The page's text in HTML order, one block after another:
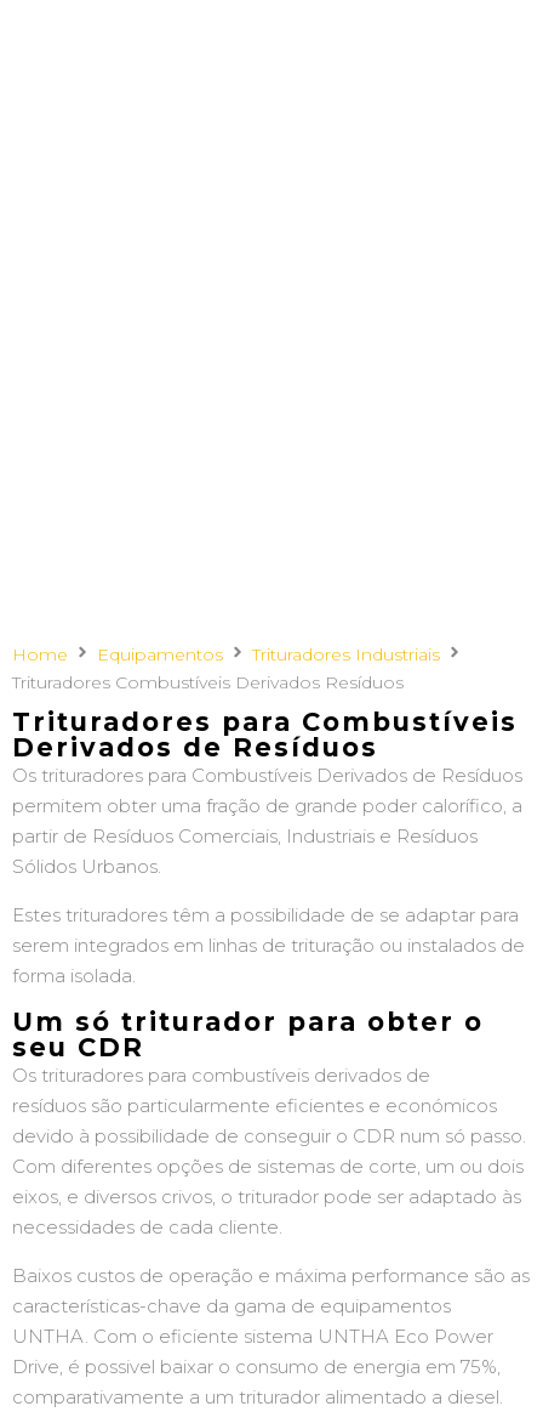
Home Equipamentos
Trituradores Industriais
Trituradores Combustíveis Derivados Resíduos
Trituradores para Combustíveis
Derivados de Resíduos
Os trituradores para Combustíveis Derivados de Resíduos
permitem obter uma fração de grande poder calorífico, a
partir de Resíduos Comerciais, Industriais e Resíduos
Sólidos Urbanos.
Estes trituradores têm a possibilidade de se adaptar para
serem integrados em linhas de trituração ou instalados de
forma isolada.
Um só triturador para obter o
seu CDR
Os trituradores para combustíveis derivados de
resíduos são particularmente eficientes e económicos
devido à possibilidade de conseguir o CDR num só passo.
Com diferentes opções de sistemas de corte, um ou dois
eixos, e diversos crivos, o triturador pode ser adaptado às
necessidades de cada cliente.
Baixos custos de operação e máxima performance são as
características-chave da gama de equipamentos
UNTHA. Com o eficiente sistema UNTHA Eco Power
Drive, é possivel baixar o consumo de energia em 75%,
comparativamente a um triturador alimentado a diesel.